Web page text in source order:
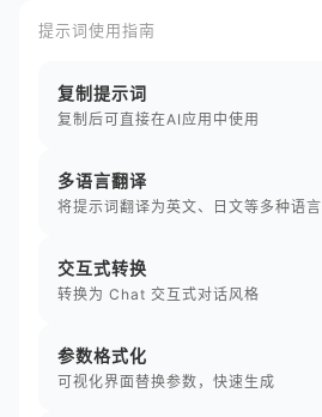
提示词使用指南
复制提示词
复制后可直接在AI应用中使用
多语言翻译
将提示词翻译为英文、日文等多种语言
交互式转换
转换为 Chat 交互式对话风格
参数格式化
可视化界面替换参数，快速生成